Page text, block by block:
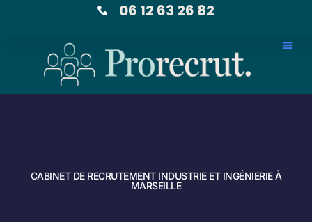
06 12 63 26 82
CABINET DE RECRUTEMENT INDUSTRIE ET INGÉNIERIE À
MARSEILLE